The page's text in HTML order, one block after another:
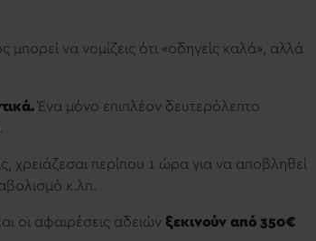
να νομίζεις ότι «οδηγείς καλά», αλλά
Ένα μόνο επιπλέον δευτερόλεπτο
χρειάζεσαι περίπου 1 ώρα για να αποβληθεί
κ.λπ.
οι αφαιρέσεις αδειών ξεκινούν από 350€